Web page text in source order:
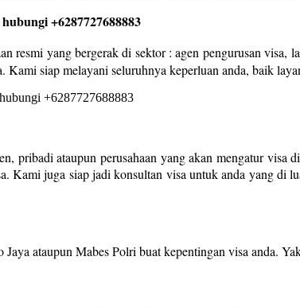
+6287727688883
resmi yang bergerak di sektor : agen pengurusan visa,
Kami siap melayani seluruhnya keperluan anda, baik
pribadi ataupun perusahaan yang akan mengatur
Kami juga siap jadi konsultan visa untuk anda yang
ataupun Mabes Polri buat kepentingan visa anda.